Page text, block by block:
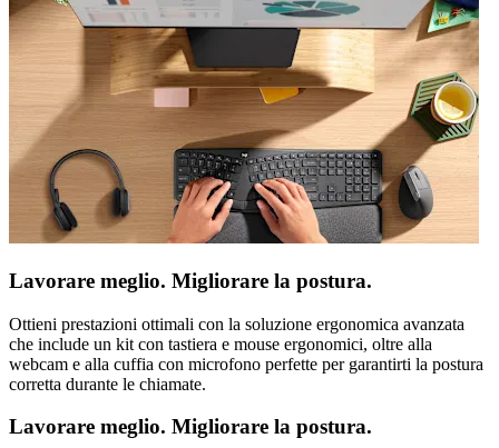
Lavorare meglio. Migliorare la postura.
Ottieni prestazioni ottimali con la soluzione ergonomica avanzata
che include un kit con tastiera e mouse ergonomici, oltre alla
webcam e alla cuffia con microfono perfette per garantirti la postura
corretta durante le chiamate.
Lavorare meglio. Migliorare la postura.